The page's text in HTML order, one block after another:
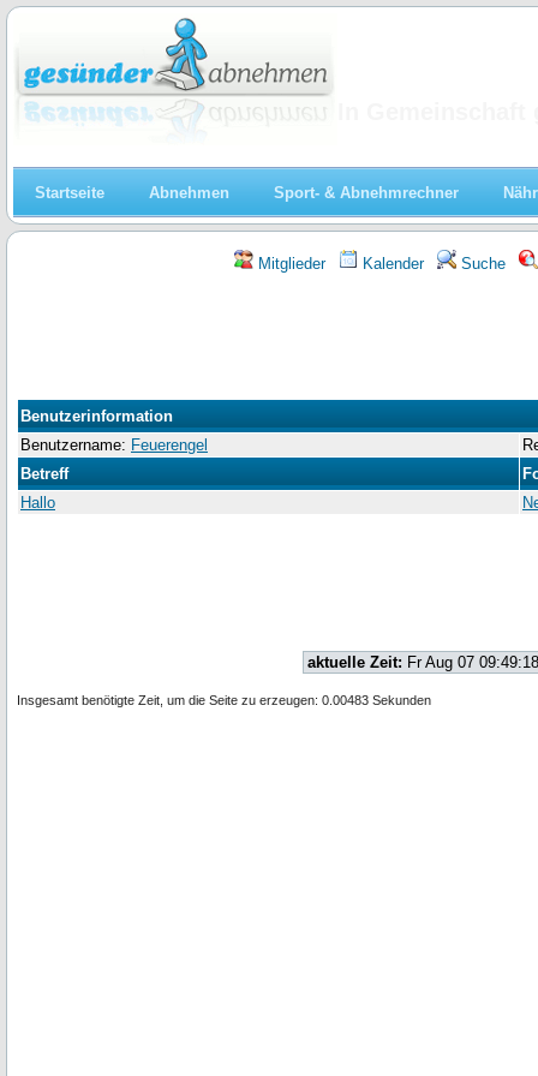
Startseite Abnehmen Sport- & Abnehmrechner
Mitglieder Kalender Suche
Benutzerinformation
Benutzername: Feuerengel
Betreff
Hallo
aktuelle Zeit: Fr Aug 07
Insgesamt benötigte Zeit, um die Seite zu erzeugen: 0.00483 Sekunden